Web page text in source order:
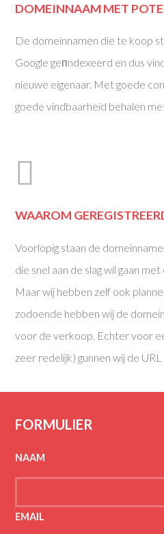
DOMEINNAAM MET
De domeinnamen die te koop
Google geпndexeerd en dus
nieuwe eigenaar. Met goede
goede vindbaarheid behalen
WAAROM
Voorlopig staan de
die snel aan de slag wil gaan
Maar wij hebben zelf ook
zodoende hebben wij de
voor de verkoop. Echter voor
zeer redelijk) gunnen wij de
FORMULIER
NAAM
EMAIL